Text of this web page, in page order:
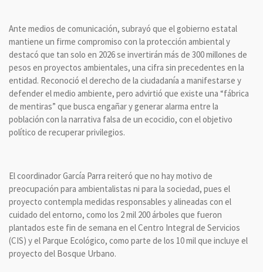
Ante medios de comunicación, subrayó que el gobierno estatal
mantiene un firme compromiso con la protección ambiental y
destacó que tan solo en 2026 se invertirán más de 300 millones de
pesos en proyectos ambientales, una cifra sin precedentes en la
entidad. Reconoció el derecho de la ciudadanía a manifestarse y
defender el medio ambiente, pero advirtió que existe una “fábrica
de mentiras” que busca engañar y generar alarma entre la
población con la narrativa falsa de un ecocidio, con el objetivo
político de recuperar privilegios.
El coordinador García Parra reiteró que no hay motivo de
preocupación para ambientalistas ni para la sociedad, pues el
proyecto contempla medidas responsables y alineadas con el
cuidado del entorno, como los 2 mil 200 árboles que fueron
plantados este fin de semana en el Centro Integral de Servicios
(CIS) y el Parque Ecológico, como parte de los 10 mil que incluye el
proyecto del Bosque Urbano.